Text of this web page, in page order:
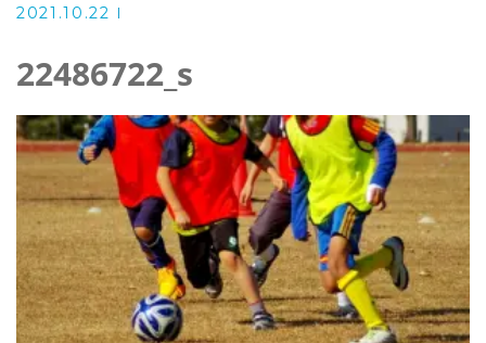
2021.10.22
22486722_s